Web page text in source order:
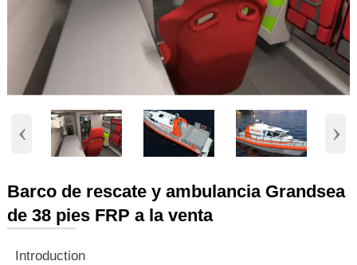
‹ ›
Barco de rescate y ambulancia Grandsea
de 38 pies FRP a la venta
Introduction